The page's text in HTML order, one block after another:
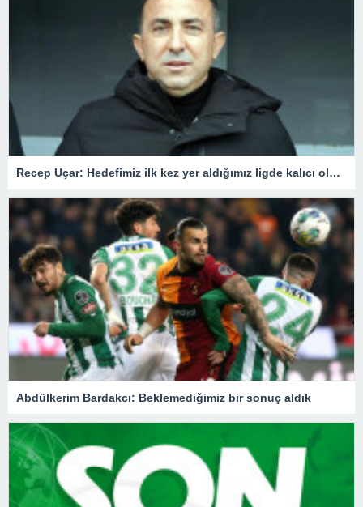
Recep Uçar: Hedefimiz ilk kez yer aldığımız ligde kalıcı olmak
Abdülkerim Bardakcı: Beklemediğimiz bir sonuç aldık